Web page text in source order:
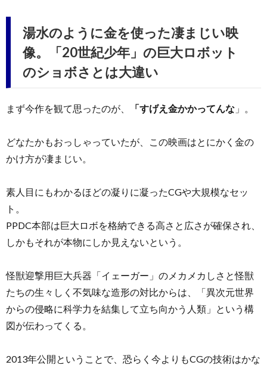
湯水のように金を使った凄まじい映
像。「20世紀少年」の巨大ロボット
のショボさとは大違い
まず今作を観て思ったのが、 「すげえ金かかってんな 」。
どなたかもおっしゃっていたが、この映画はとにかく金の
かけ方が凄まじい。
素人目にもわかるほどの凝りに凝ったCGや大規模なセッ
ト。
PPDC本部は巨大ロボを格納できる高さと広さが確保され、
しかもそれが本物にしか見えないという。
怪獣迎撃用巨大兵器「イェーガー」のメカメカしさと怪獣
たちの生々しく不気味な造形の対比からは、「異次元世界
からの侵略に科学力を結集して立ち向かう人類」という構
図が伝わってくる。
2013年公開ということで、恐らく今よりもCGの技術はかな